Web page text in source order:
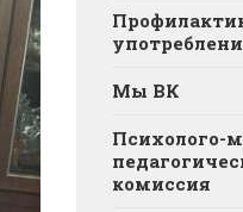
Мы ВК
Психолого-
комиссия